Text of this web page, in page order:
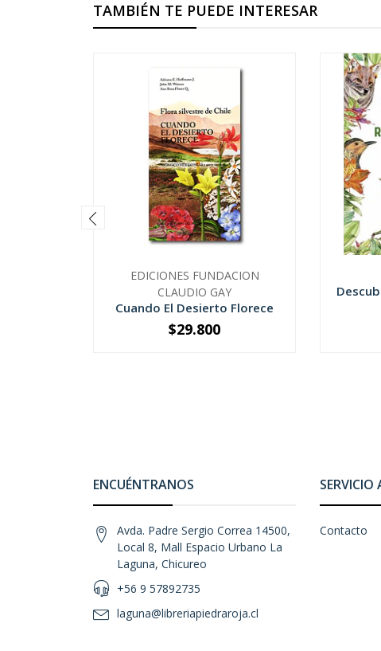
TAMBIÉN TE PUEDE INTERESAR
EDICIONES FUNDACION
CLAUDIO GAY
Cuando El Desierto Florece
+
$29.800
ENCUÉNTRANOS
Avda. Padre Sergio Correa 14500,
Local 8, Mall Espacio Urbano La
Laguna, Chicureo
+56 9 57892735
laguna@libreriapiedraroja.cl
SERVICIO
Contacto